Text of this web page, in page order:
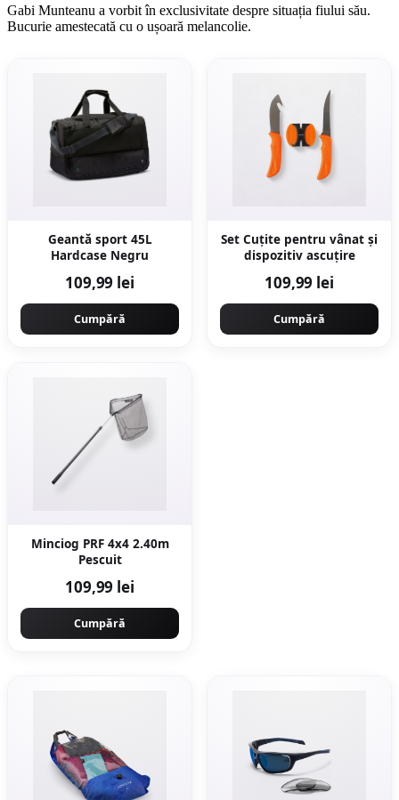
Gabi Munteanu a vorbit în exclusivitate despre situația fiului său.
Bucurie amestecată cu o ușoară melancolie.
Geantă sport 45L
Hardcase Negru
109,99 lei
Cumpără
Set Cuțite pentru vânat și
dispozitiv ascuțire
109,99 lei
Cumpără
Minciog PRF 4x4 2.40m
Pescuit
109,99 lei
Cumpără